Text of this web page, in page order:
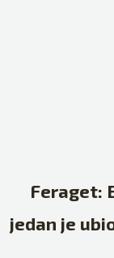
Feraget:
jedan je